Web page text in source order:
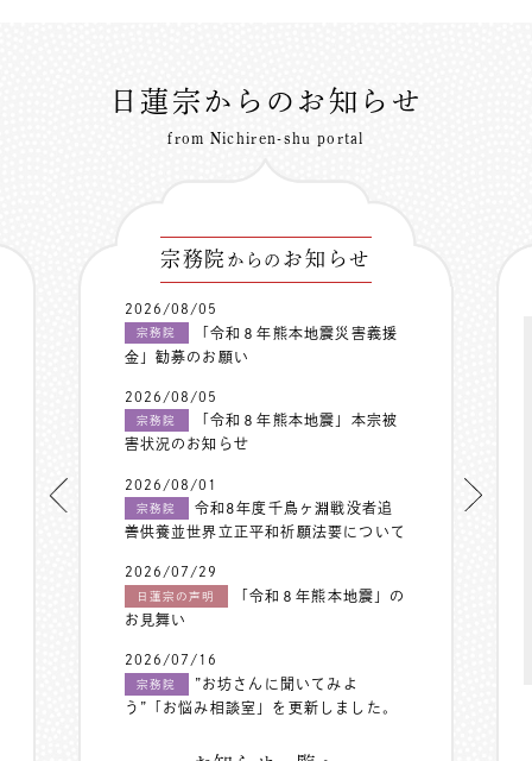
日蓮宗からのお知らせ
from Nichiren-shu portal
宗務院 からの お知らせ
2026/08/05
宗務院
「令和８年熊本地震災害義援
金」勧募のお願い
2026/08/05
宗務院
「令和８年熊本地震」本宗被
害状況のお知らせ
2026/08/01
宗務院
令和8年度千鳥ヶ淵戦没者追
善供養並世界立正平和祈願法要について
2026/07/29
日蓮宗の声明
「令和８年熊本地震」の
お見舞い
2026/07/16
宗務院
”お坊さんに聞いてみよ
う”「お悩み相談室」を更新しました。